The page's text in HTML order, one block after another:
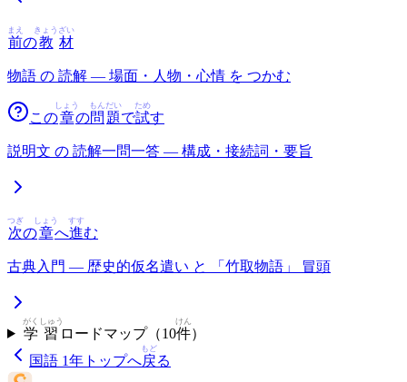
前
まえ
の教
きょう
材
ざい
物語 の 読解 — 場面・人物・心情 を つかむ
この章
しょう
の問
もん
題
だい
で試
ため
す
説明文 の 読解一問一答 — 構成・接続詞・要旨
次
つぎ
の章
しょう
へ進
すす
む
古典入門 — 歴史的仮名遣い と 「竹取物語」 冒頭
学
がく
習
しゅう
ロードマップ（10件
けん
）
国語 1年 トップへ戻
もど
る